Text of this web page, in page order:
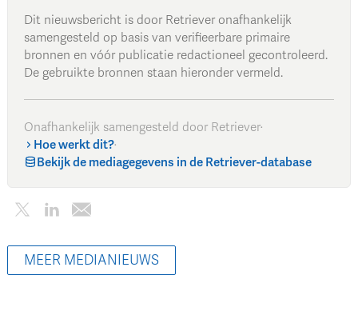
Dit nieuwsbericht is door Retriever onafhankelijk
samengesteld op basis van verifieerbare primaire
bronnen en vóór publicatie redactioneel gecontroleerd.
De gebruikte bronnen staan hieronder vermeld.
Onafhankelijk samengesteld door Retriever·
Hoe werkt dit?·
Bekijk de mediagegevens in de Retriever-database
MEER MEDIANIEUWS